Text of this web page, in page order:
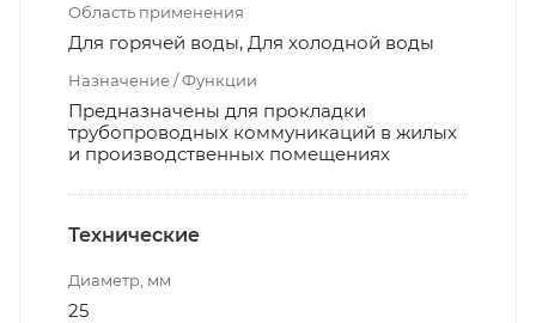
Область применения
Для горячей воды, Для холодной воды
Назначение / Функции
Предназначены для прокладки
трубопроводных коммуникаций в жилых
и производственных помещениях
Технические
Диаметр, мм
25